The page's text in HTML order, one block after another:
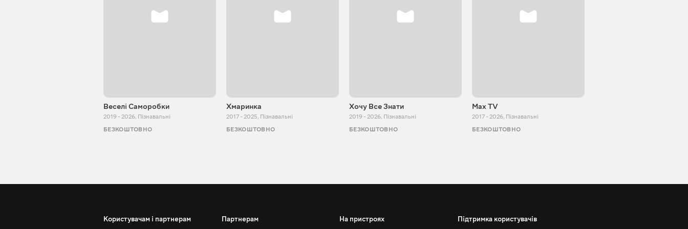
Веселі Саморобки
2019 - 2026, Пізнавальні
БЕЗКОШТОВНО
Хмаринка
2017 - 2025, Пізнавальні
БЕЗКОШТОВНО
Хочу Все Знати
2019 - 2026, Пізнавальні
БЕЗКОШТОВНО
Max TV
2017 - 2026, Пізнавальні
БЕЗКОШТОВНО
Користувачам і партнерам Партнерам На пристроях Підтримка користувачів